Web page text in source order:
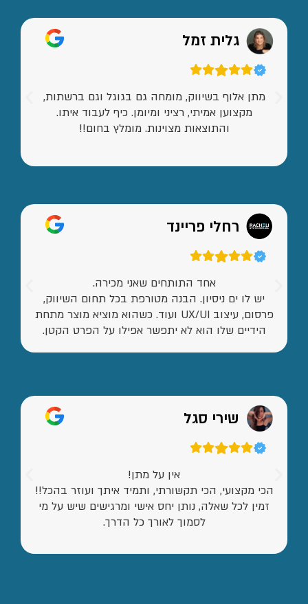
גלית זמל
מתן אלוף בשיווק, מומחה גם בגוגל וגם ברשתות,
מקצוען אמיתי, רציני ומיומן. כיף לעבוד איתו.
והתוצאות מצוינות. מומלץ בחום!!
רחלי פריינד
אחד התותחים שאני מכירה.
יש לו ים ניסיון. הבנה מטורפת בכל תחום השיווק,
פרסום, עיצוב UX/UI ועוד. כשהוא מוציא מוצר מתחת
הידיים שלו הוא לא יתפשר אפילו על הפרט הקטן.
שירי סגל
אין על מתן!
הכי מקצועי, הכי תקשורתי, ותמיד איתך ועוזר בהכל!!
זמין לכל שאלה, נותן יחס אישי ומרגישים שיש על מי
לסמוך לאורך כל הדרך.